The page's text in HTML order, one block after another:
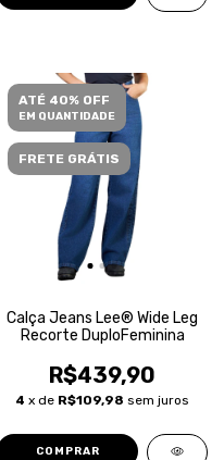
ATÉ 40% OFF
EM QUANTIDADE
FRETE GRÁTIS
Calça Jeans Lee® Wide Leg
Recorte DuploFeminina
R$439,90
4 x de R$109,98 sem juros
COMPRAR